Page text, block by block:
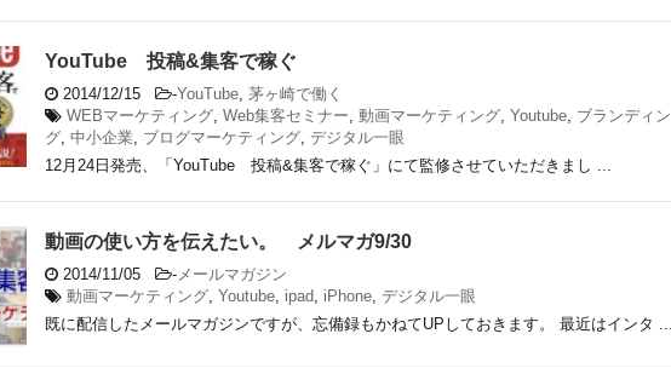
YouTube 投稿&集客で稼ぐ
2014/12/15 -YouTube 茅ヶ崎で働く
WEBマーケティング Web集客セミナー 動画マーケティング Youtube ブランディン
グ 中小企業 ブログマーケティング デジタル一眼
12月24日発売、「YouTube 投稿&集客で稼ぐ」にて監修させていただきまし ...
動画の使い方を伝えたい。 メルマガ9/30
2014/11/05 - メールマガジン
動画マーケティング Youtube ipad iPhone デジタル一眼
既に配信したメールマガジンですが、忘備録もかねてUPしておきます。 最近はインタ ...